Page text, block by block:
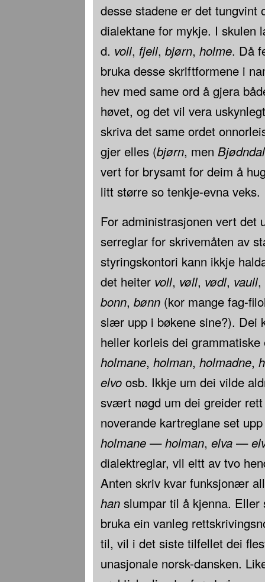
desse stadene er det tungvint
dialektane for mykje. I skulen
d. voll, fjell, bjørn, holme. Då
bruka desse skriftformene i
hev med same ord å gjera
høvet, og det vil vera
skriva det same ordet
gjer elles (bjørn, men Bjødndal
vert for brysamt for deim å
litt større so tenkje-evna veks.
For administrasjonen vert det
serreglar for skrivemåten av
styringskontori kann ikkje
det heiter voll, vøll, vødl, vaull,
bonn, bønn(kor mange fag-
slær upp i bøkene sine?). Dei
heller korleis dei
holmane, holman, holmadne,
elvoosb. Ikkje um dei vilde
svært nøgd um dei greider
noverande kartreglane set
holmane—holman, elva—
dialektreglar, vil eitt av tvo
Anten skriv kvar funksjonær
hanslumpar til å kjenna. Eller
bruka ein vanleg
til, vil i det siste tilfellet dei
unasjonale norsk-dansken.